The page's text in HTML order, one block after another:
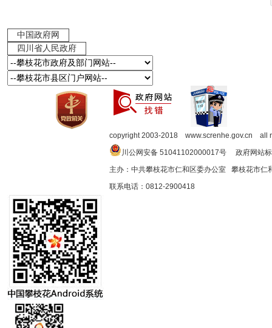
中国政府网
四川省人民政府
copyright 2003-2018 www.screnhe.gov.cn
川公网安备 51041102000017号 政府网站
主办：中共攀枝花市仁和区委办公室 攀枝花市
联系电话：0812-2900418